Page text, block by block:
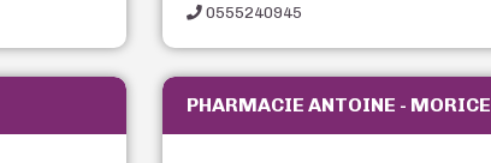
0555240945
PHARMACIE ANTOINE - MORICE